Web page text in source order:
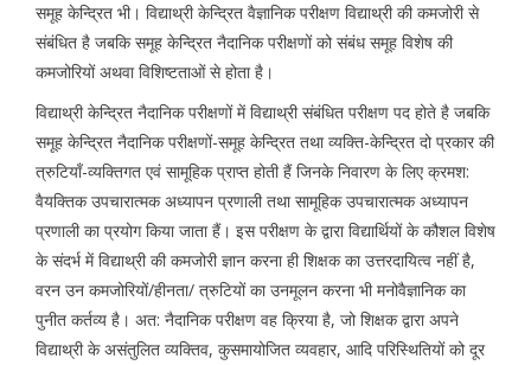
समूह केन्द्रित भी। विद्याथ्री केन्द्रित वैज्ञानिक परीक्षण विद्याथ्री की कमजोरी से
संबंधित है जबकि समूह केन्द्रित नैदानिक परीक्षणों को संबंध समूह विशेष की
कमजोरियों अथवा विशिष्टताओं से होता है।
विद्याथ्री केन्द्रित नैदानिक परीक्षणों में विद्याथ्री संबंधित परीक्षण पद होते है जबकि
समूह केन्द्रित नैदानिक परीक्षणों-समूह केन्द्रित तथा व्यक्ति-केन्द्रित दो प्रकार की
त्रुटियाँ-व्यक्तिगत एवं सामूहिक प्राप्त होती हैं जिनके निवारण के लिए क्रमश:
वैयक्तिक उपचारात्मक अध्यापन प्रणाली तथा सामूहिक उपचारात्मक अध्यापन
प्रणाली का प्रयोग किया जाता हैं। इस परीक्षण के द्वारा विद्यार्थियों के कौशल विशेष
के संदर्भ में विद्याथ्री की कमजोरी ज्ञान करना ही शिक्षक का उत्तरदायित्व नहीं है,
वरन उन कमजोरियों/हीनता/ त्रुटियों का उनमूलन करना भी मनोवैज्ञानिक का
पुनीत कर्तव्य है। अत: नैदानिक परीक्षण वह क्रिया है, जो शिक्षक द्वारा अपने
विद्याथ्री के असंतुलित व्यक्तिव, कुसमायोजित व्यवहार, आदि परिस्थितियों को दूर